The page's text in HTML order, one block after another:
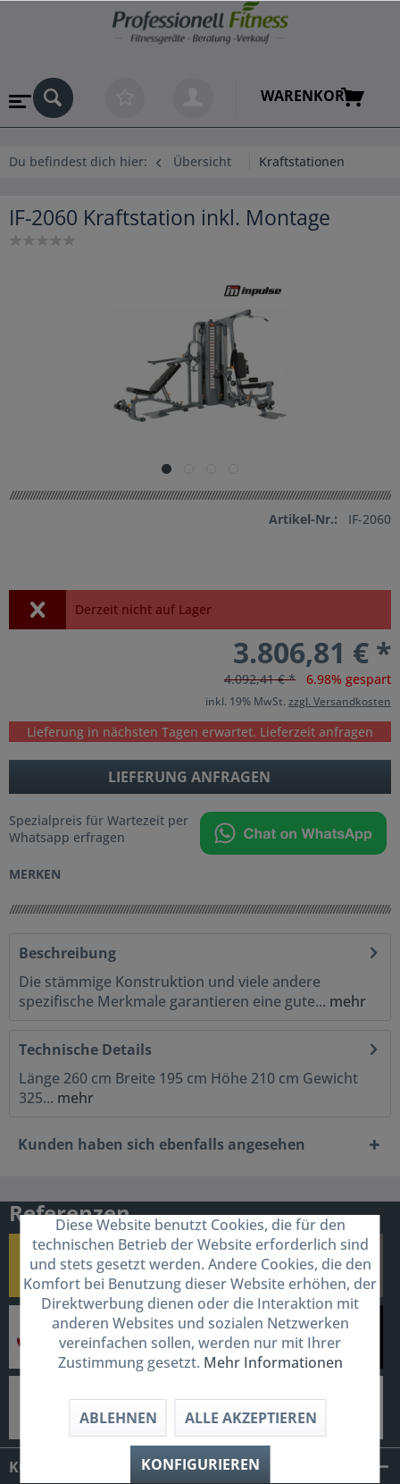
WARENKORB
Du befindest dich hier: Übersicht Kraftstationen
IF-2060 Kraftstation inkl. Montage
Artikel-Nr.: IF-2060
Derzeit nicht auf Lager
3.806,81 € *
4.092,41 € * 6.98% gespart
inkl. 19% MwSt. zzgl. Versandkosten
Lieferung in nächsten Tagen erwartet. Lieferzeit anfragen
LIEFERUNG ANFRAGEN
Spezialpreis für Wartezeit per
Whatsapp erfragen
MERKEN
Beschreibung
Die stämmige Konstruktion und viele andere
spezifische Merkmale garantieren eine gute... mehr
Technische Details
Länge 260 cm Breite 195 cm Höhe 210 cm Gewicht
325... mehr
Kunden haben sich ebenfalls angesehen
Referenzen
KONTAKT
Diese Website benutzt Cookies, die für den
technischen Betrieb der Website erforderlich sind
und stets gesetzt werden. Andere Cookies, die den
Komfort bei Benutzung dieser Website erhöhen, der
Direktwerbung dienen oder die Interaktion mit
anderen Websites und sozialen Netzwerken
vereinfachen sollen, werden nur mit Ihrer
Zustimmung gesetzt. Mehr Informationen
ABLEHNEN ALLE AKZEPTIEREN
KONFIGURIEREN